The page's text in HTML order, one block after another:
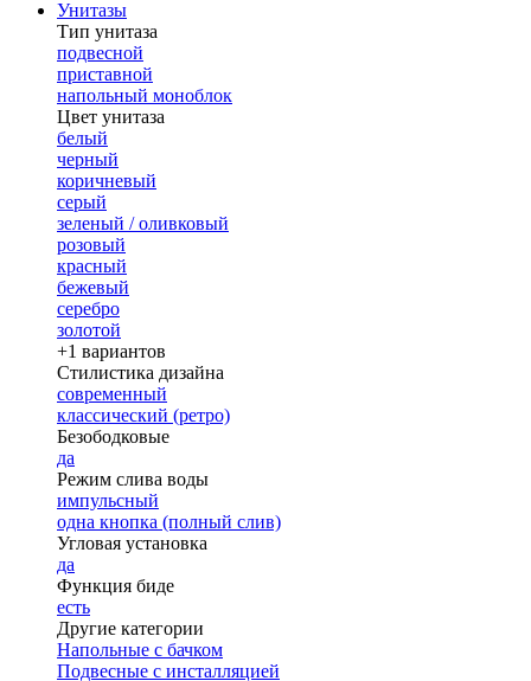
Унитазы
Тип унитаза
подвесной
приставной
напольный моноблок
Цвет унитаза
белый
черный
коричневый
серый
зеленый / оливковый
розовый
красный
бежевый
серебро
золотой
+1 вариантов
Стилистика дизайна
современный
классический (ретро)
Безободковые
да
Режим слива воды
импульсный
одна кнопка (полный слив)
Угловая установка
да
Функция биде
есть
Другие категории
Напольные с бачком
Подвесные с инсталляцией